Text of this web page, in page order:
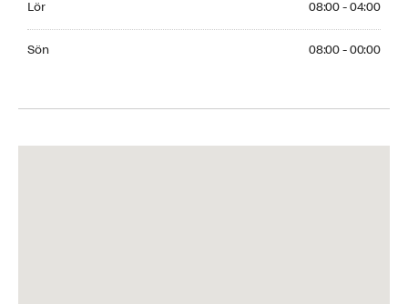
Lör 08:00 - 04:00
Sön 08:00 - 00:00